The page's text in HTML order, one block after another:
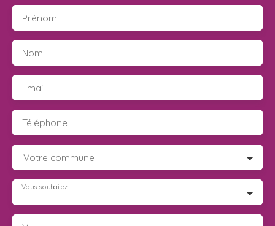
Prénom
Nom
Email
Téléphone
Votre commune
-
Vous souhaitez